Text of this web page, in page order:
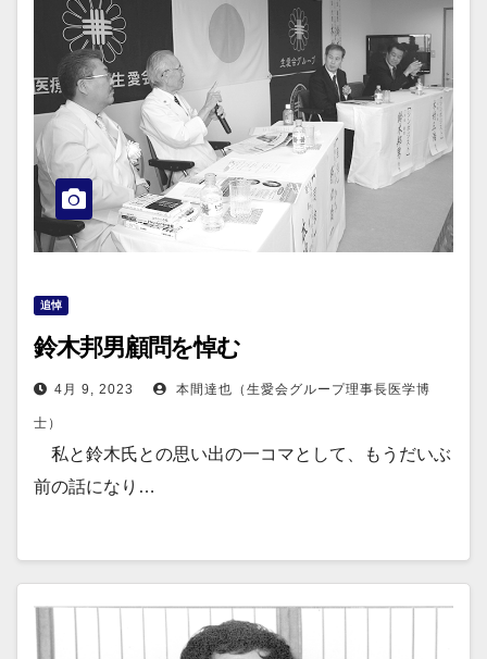
追悼
鈴木邦男顧問を悼む
4月 9, 2023 本間達也（生愛会グループ理事長医学博
士）
私と鈴木氏との思い出の一コマとして、もうだいぶ
前の話になり…